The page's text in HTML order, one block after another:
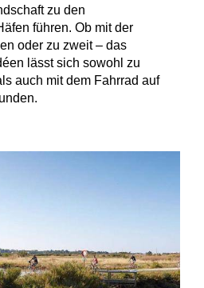
zu den
führen. Ob mit der
oder zu zweit – das
lässt sich sowohl zu
auch mit dem Fahrrad auf